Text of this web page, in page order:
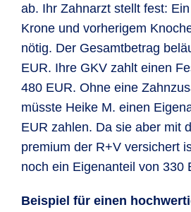
ab. Ihr Zahn­arzt stellt fest:
Krone und vorherigem
nötig. Der Gesamt­betrag
EUR. Ihre GKV zahlt einen
480 EUR. Ohne eine
müsste Heike M. einen
EUR zahlen. Da sie aber mit
premium der R+V versichert
noch ein Eigen­anteil von 330
Beispiel für einen